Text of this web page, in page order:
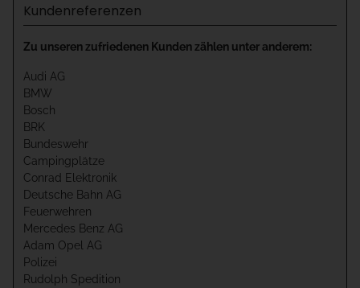
Kundenreferenzen
Zu unseren zufriedenen Kunden zählen unter anderem:
Audi AG
BMW
Bosch
BRK
Bundeswehr
Campingplätze
Conrad Elektronik
Deutsche Bahn AG
Feuerwehren
Mercedes Benz AG
Adam Opel AG
Polizei
Rudolph Spedition